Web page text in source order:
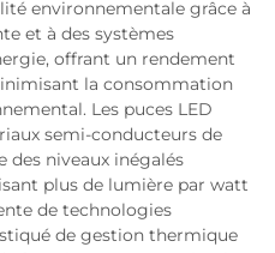
environnementale grâce à
et à des systèmes
offrant un rendement
la consommation
Les puces LED
semi-conducteurs de
niveaux inégalés
plus de lumière par watt
de technologies
de gestion thermique